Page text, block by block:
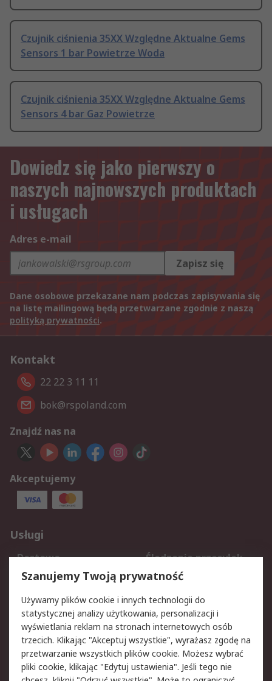
Czujnik ciśnienia 35XX Względne Aktualne Gems
Sensors 1 bar Powietrze Woda
Czujnik ciśnienia 35XX Względne Aktualne Gems
Sensors 4 bar Gaz Powietrze
Dowiedz się jako pierwszy o
naszych najnowszych produktach
i usługach
Adres e-mail
Zapisz się
Dane osobowe przekazane nam podczas zapisywania się
na listę mailingową będą przetwarzane zgodnie z naszą
polityką prywatności.
Kontakt
22 22 3 11 11
bok@rspoland.com
Znajdź nas na
Akceptujemy
Usługi
Dostawa
Śledzenie przesyłek
Reklamacje i zwroty
Rejestracja
Aspekty prawne
Bezpieczeństwo e-
maila
Polityka dotycząca
plików cookie
Polityka prywatności
Użytkowanie witryny
Szanujemy Twoją prywatność
Używamy plików cookie i innych technologii do
statystycznej analizy użytkowania, personalizacji i
wyświetlania reklam na stronach internetowych osób
trzecich. Klikając "Akceptuj wszystkie", wyrażasz zgodę na
przetwarzanie wszystkich plików cookie. Możesz wybrać
pliki cookie, klikając "Edytuj ustawienia". Jeśli tego nie